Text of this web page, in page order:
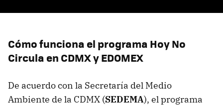
Cómo funciona el programa Hoy No
Circula en CDMX y EDOMEX
De acuerdo con la Secretaría del Medio
Ambiente de la CDMX (SEDEMA), el programa